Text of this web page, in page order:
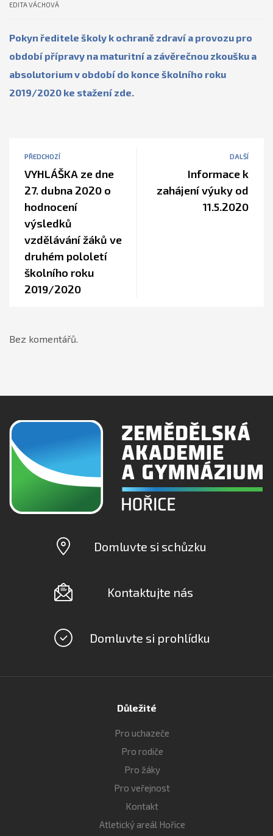
EDITA VÁCHOVÁ
Pokyn ředitele školy k ochraně zdraví a provozu pro
období přípravy na maturitní a závěrečnou zkoušku a
absolutorium v období do konce školního roku
2019/2020 ke stažení zde.
PŘEDCHOZÍ
VYHLÁŠKA ze dne
27. dubna 2020 o
hodnocení
výsledků
vzdělávání žáků ve
druhém pololetí
školního roku
2019/2020
DALŠÍ
Informace k
zahájení výuky od
11.5.2020
Bez komentářů.
Domluvte si schůzku
Kontaktujte nás
Domluvte si prohlídku
Důležité
Pro uchazeče
Pro rodiče
Pro žáky
Pro veřejnost
Kontakt
Atletický areál Hořice